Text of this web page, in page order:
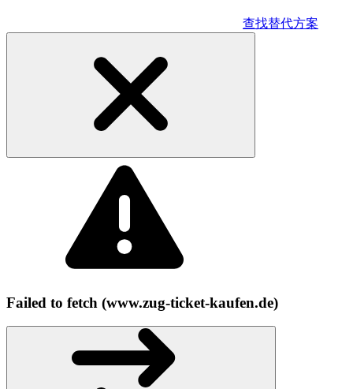
查找替代方案
Failed to fetch (www.zug-ticket-kaufen.de)